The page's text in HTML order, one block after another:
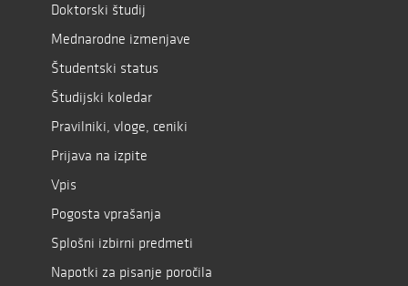
Doktorski študij
Mednarodne izmenjave
Študentski status
Študijski koledar
Pravilniki, vloge, ceniki
Prijava na izpite
Vpis
Pogosta vprašanja
Splošni izbirni predmeti
Napotki za pisanje poročila